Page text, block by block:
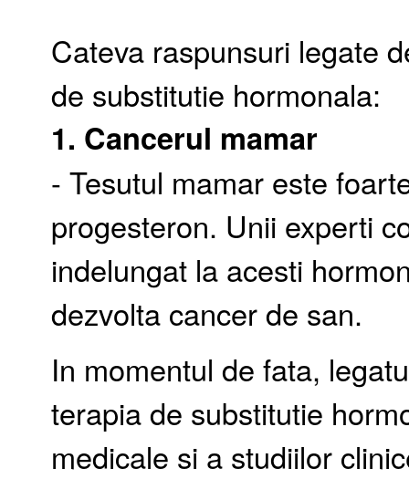
Cateva raspunsuri legate
de substitutie hormonala:
1. Cancerul mamar
- Tesutul mamar este
progesteron. Unii experti
indelungat la acesti
dezvolta cancer de san.
In momentul de fata,
terapia de substitutie
medicale si a studiilor